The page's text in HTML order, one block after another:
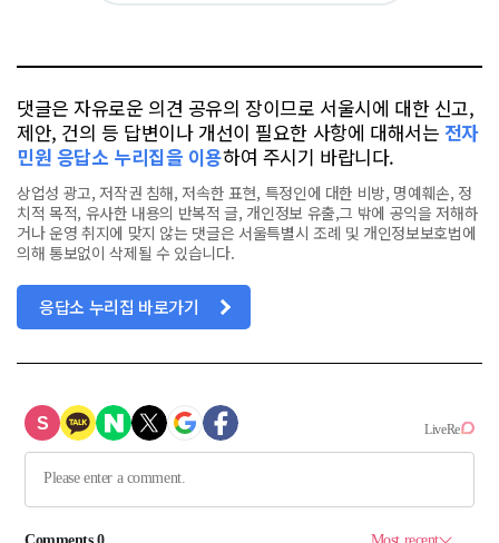
댓글은 자유로운 의견 공유의 장이므로 서울시에 대한 신고,
제안, 건의 등 답변이나 개선이 필요한 사항에 대해서는 전자
민원 응답소 누리집을 이용하여 주시기 바랍니다.
상업성 광고, 저작권 침해, 저속한 표현, 특정인에 대한 비방, 명예훼손, 정
치적 목적, 유사한 내용의 반복적 글, 개인정보 유출,그 밖에 공익을 저해하
거나 운영 취지에 맞지 않는 댓글은 서울특별시 조례 및 개인정보보호법에
의해 통보없이 삭제될 수 있습니다.
응답소 누리집 바로가기